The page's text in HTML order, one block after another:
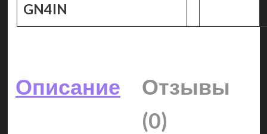
GN4IN
Описание
Отзывы
(0)